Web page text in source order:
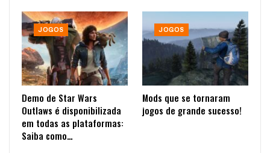
JOGOS
Demo de Star Wars
Outlaws é disponibilizada
em todas as plataformas:
Saiba como…
JOGOS
Mods que se tornaram
jogos de grande sucesso!